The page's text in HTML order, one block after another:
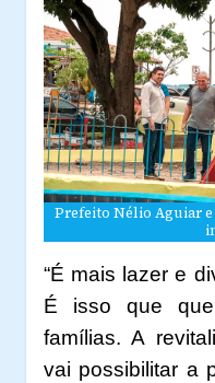
Prefeito Nélio Aguiar
“É mais lazer e
É isso que
famílias. A
vai possibilitar a